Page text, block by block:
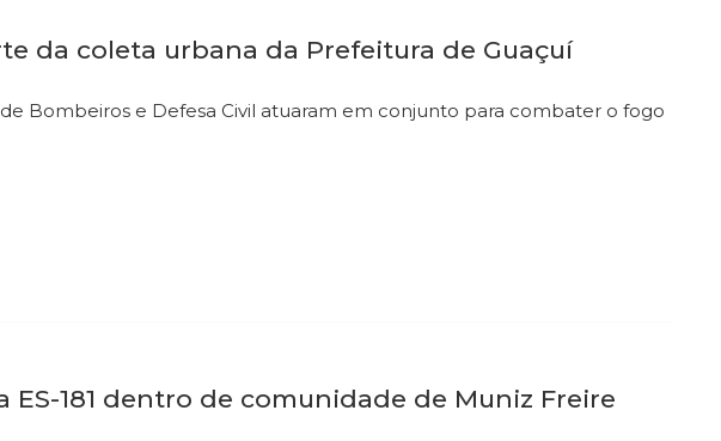
da coleta urbana da Prefeitura de Guaçuí
Bombeiros e Defesa Civil atuaram em conjunto para combater o fogo
181 dentro de comunidade de Muniz Freire